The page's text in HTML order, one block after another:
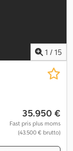
1 / 15
35.950 €
Fast pris plus moms
(43.500 € brutto)